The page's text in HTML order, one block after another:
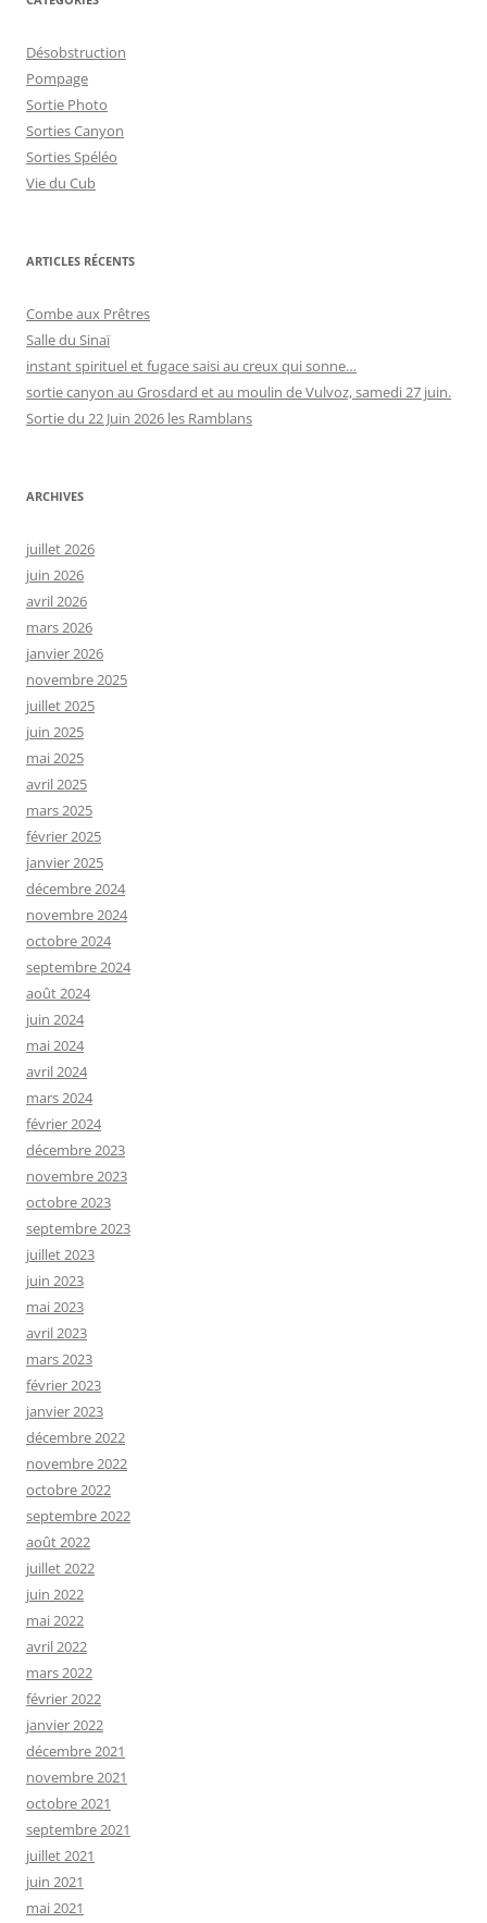
Désobstruction
Pompage
Sortie Photo
Sorties Canyon
Sorties Spéléo
Vie du Cub
ARTICLES RÉCENTS
Combe aux Prêtres
Salle du Sinaï
instant spirituel et fugace saisi au creux qui sonne…
sortie canyon au Grosdard et au moulin de Vulvoz, samedi 27 juin.
Sortie du 22 Juin 2026 les Ramblans
ARCHIVES
juillet 2026
juin 2026
avril 2026
mars 2026
janvier 2026
novembre 2025
juillet 2025
juin 2025
mai 2025
avril 2025
mars 2025
février 2025
janvier 2025
décembre 2024
novembre 2024
octobre 2024
septembre 2024
août 2024
juin 2024
mai 2024
avril 2024
mars 2024
février 2024
décembre 2023
novembre 2023
octobre 2023
septembre 2023
juillet 2023
juin 2023
mai 2023
avril 2023
mars 2023
février 2023
janvier 2023
décembre 2022
novembre 2022
octobre 2022
septembre 2022
août 2022
juillet 2022
juin 2022
mai 2022
avril 2022
mars 2022
février 2022
janvier 2022
décembre 2021
novembre 2021
octobre 2021
septembre 2021
juillet 2021
juin 2021
mai 2021